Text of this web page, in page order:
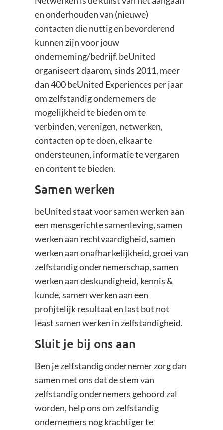
en onderhouden van (nieuwe)
contacten die nuttig en bevorderend
kunnen zijn voor jouw
onderneming/bedrijf. beUnited
organiseert daarom, sinds 2011, meer
dan 400 beUnited Experiences per jaar
om zelfstandig ondernemers de
mogelijkheid te bieden om te
verbinden, verenigen, netwerken,
contacten op te doen, elkaar te
ondersteunen, informatie te vergaren
en content te bieden.
Samen werken
beUnited staat voor samen werken aan
een mensgerichte samenleving, samen
werken aan rechtvaardigheid, samen
werken aan onafhankelijkheid, groei van
zelfstandig ondernemerschap, samen
werken aan deskundigheid, kennis &
kunde, samen werken aan een
profijtelijk resultaat en last but not
least samen werken in zelfstandigheid.
Sluit je bij ons aan
Ben je zelfstandig ondernemer zorg dan
samen met ons dat de stem van
zelfstandig ondernemers gehoord zal
worden, help ons om zelfstandig
ondernemers nog krachtiger te